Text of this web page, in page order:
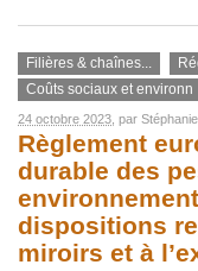
Filières & chaînes...
Coûts sociaux et environn
24 octobre 2023 , par
Règlement
durable des
dispositions
miroirs et à